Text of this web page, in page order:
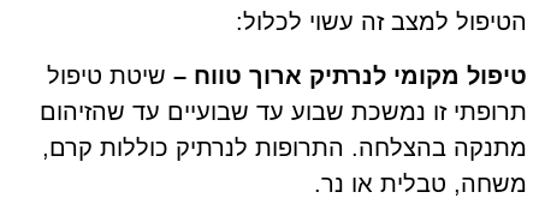
הטיפול למצב זה עשוי לכלול:
טיפול מקומי לנרתיק ארוך טווח – שיטת טיפול
תרופתי זו נמשכת שבוע עד שבועיים עד שהזיהום
מתנקה בהצלחה. התרופות לנרתיק כוללות קרם,
משחה, טבלית או נר.